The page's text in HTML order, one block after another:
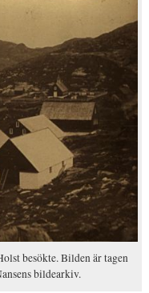
besökte. Bilden är tagen
bildearkiv.